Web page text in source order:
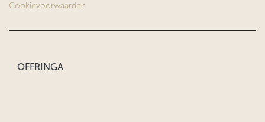
Cookievoorwaarden
OFFRINGA